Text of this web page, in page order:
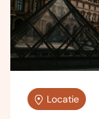
Locatie